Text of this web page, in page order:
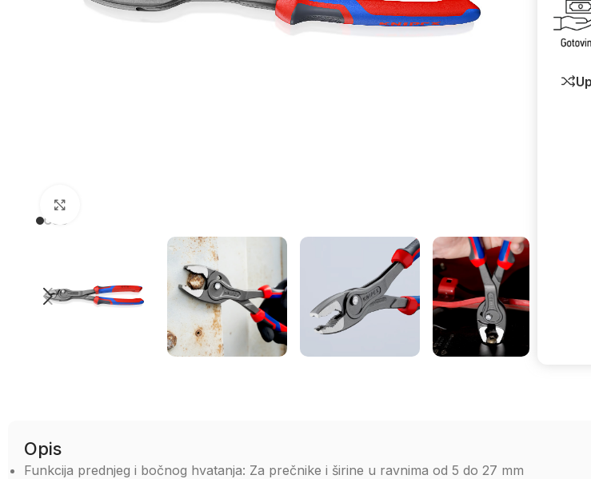
Opis
Funkcija prednjeg i bočnog hvatanja: Za prečnike i širine u ravnima od 5 do 27 mm